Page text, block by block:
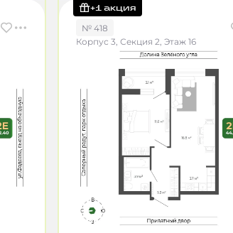
+1 акция
№ 418
Корпус 3, Секция 2, Этаж 16